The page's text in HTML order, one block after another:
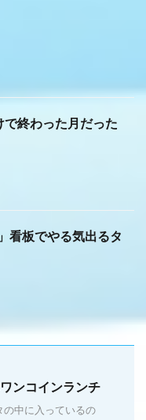
終わった月だった
看板でやる気出るタ
ンコインランチ
の中に入っているの